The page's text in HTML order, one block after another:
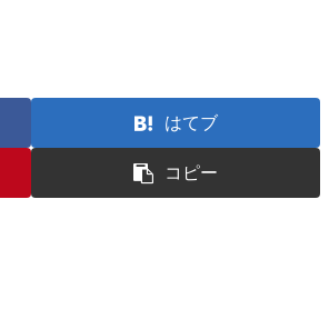
はてブ
コピー